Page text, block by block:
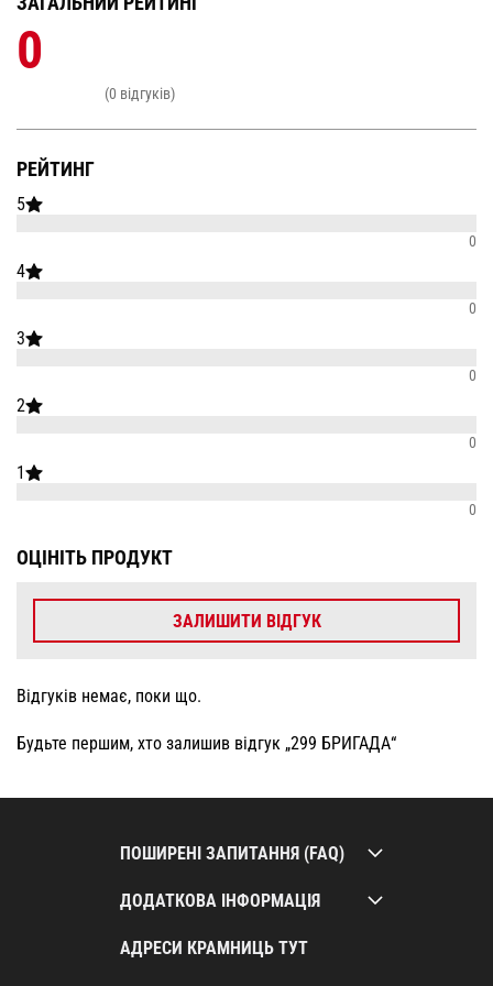
РЕЙТИНГ
5
0
4
0
3
0
2
0
1
0
0
(0 відгуків)
ОЦІНІТЬ ПРОДУКТ
ЗАЛИШИТИ ВІДГУК
Відгуків немає, поки що.
Будьте першим, хто залишив відгук „299 БРИГАДА“
ПОШИРЕНІ ЗАПИТАННЯ (FAQ)
ДОДАТКОВА ІНФОРМАЦІЯ
АДРЕСИ КРАМНИЦЬ ТУТ